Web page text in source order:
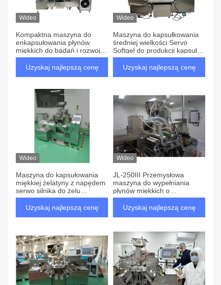
Wideo
Kompaktna maszyna do
enkapsułowania płynów
miękkich do badań i rozwoju
oraz produkcji małych partii
Uzyskaj najlepszą cenę
Wideo
Maszyna do kapsułkowania
średniej wielkości Servo
Softgel do produkcji kapsułek
żelatynowych
Uzyskaj najlepszą cenę
Wideo
Maszyna do kapsułowania
miękkiej żelatyny z napędem
serwo silnika do żelu
zwierzęcego i roślinnego
Uzyskaj najlepszą cenę
Wideo
JL-250III Przemysłowa
maszyna do wypełniania
płynów miękkich o
wydajności 205 800
kapsułek/godzinę,
dokładności wypełniania
GMP/FDA
Uzyskaj najlepszą cenę